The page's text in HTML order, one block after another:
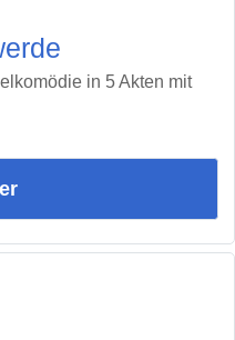
in 5 Akten mit